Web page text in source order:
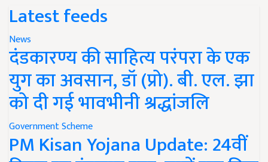
Latest feeds
News
दंडकारण्य की साहित्य परंपरा के एक
युग का अवसान, डॉ (प्रो). बी. एल. झा
को दी गई भावभीनी श्रद्धांजलि
Government Scheme
PM Kisan Yojana Update: 24वीं